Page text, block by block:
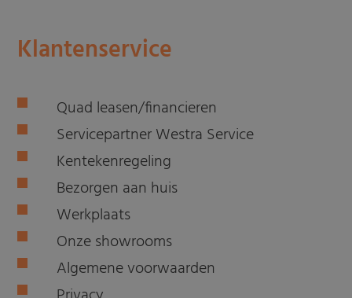
Klantenservice
Quad leasen/financieren
Servicepartner Westra Service
Kentekenregeling
Bezorgen aan huis
Werkplaats
Onze showrooms
Algemene voorwaarden